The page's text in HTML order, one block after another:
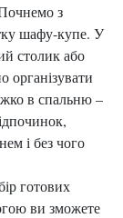
з
шафу-купе. У
столик або
організувати
в спальню –
​​і без чого
готових
ви зможете